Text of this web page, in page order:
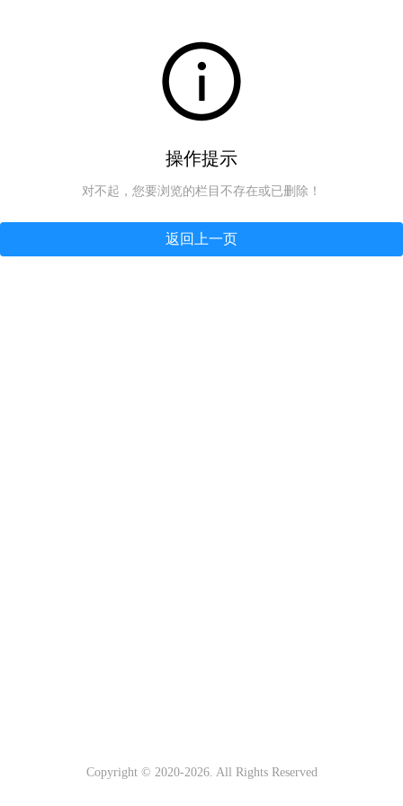
操作提示
对不起，您要浏览的栏目不存在或已删除！
返回上一页
Copyright © 2020-2026. All Rights Reserved